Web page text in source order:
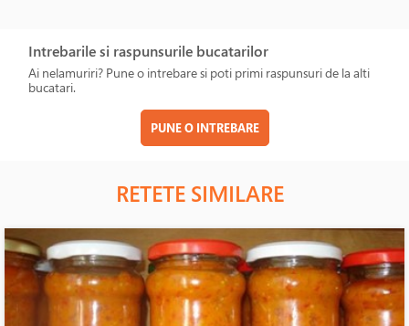
Intrebarile si raspunsurile bucatarilor
Ai nelamuriri? Pune o intrebare si poti primi raspunsuri de la alti
bucatari.
PUNE O INTREBARE
RETETE SIMILARE